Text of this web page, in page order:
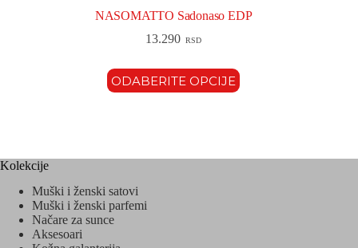
NASOMATTO Sadonaso EDP
13.290 RSD
ODABERITE OPCIJE
Kolekcije
Muški i ženski satovi
Muški i ženski parfemi
Načare za sunce
Aksesoari